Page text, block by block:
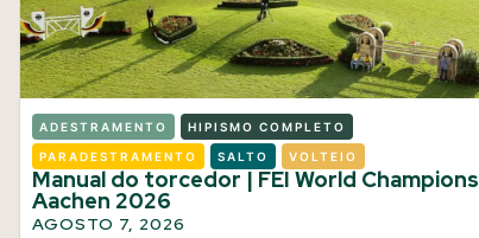
ADESTRAMENTO HIPISMO COMPLETO
PARADESTRAMENTO SALTO VOLTEIO
Manual do torcedor | FEI World Champions
Aachen 2026
AGOSTO 7, 2026